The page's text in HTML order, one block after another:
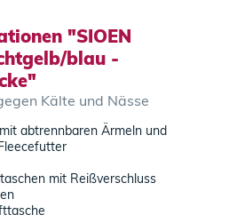
"SIOEN
blau -
Kälte und Nässe
abtrennbaren Ärmeln und
mit Reißverschluss